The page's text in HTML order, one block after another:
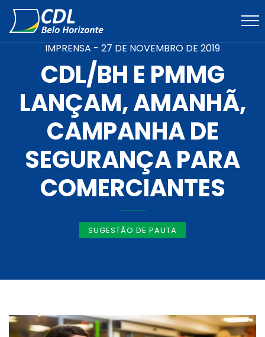
IMPRENSA - 27 DE NOVEMBRO DE 2019
CDL/BH E PMMG
LANÇAM, AMANHÃ,
CAMPANHA DE
SEGURANÇA PARA
COMERCIANTES
SUGESTÃO DE PAUTA